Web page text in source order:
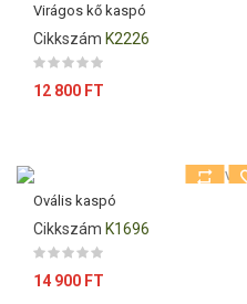
Virágos kő kaspó
Cikkszám K2226
Ár
12 800 FT
Ovális kaspó
Cikkszám K1696
Ár
14 900 FT